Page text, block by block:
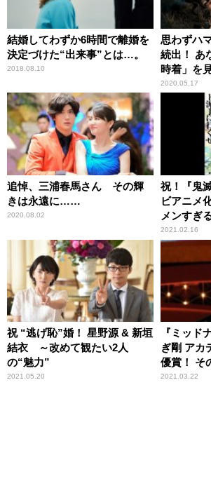
結婚してわずか6時間で離婚を
決定づけた“出来事”とは…。
2018.08.10
思わずハ
続出！ あ
時着」を
2020.05.17
追悼、三浦春馬さん その輝
きは永遠に……
2020.08.02
祝！『鬼
ビアニメ
メンすぎ
2021.02.16
祝 “逃げ恥”婚！ 星野源 & 新垣
結衣 ～改めて観たい2人
の“魅力”
2021.05.20
『ミッド
ぎ剛 アカ
優賞！ そ
2021.03.22